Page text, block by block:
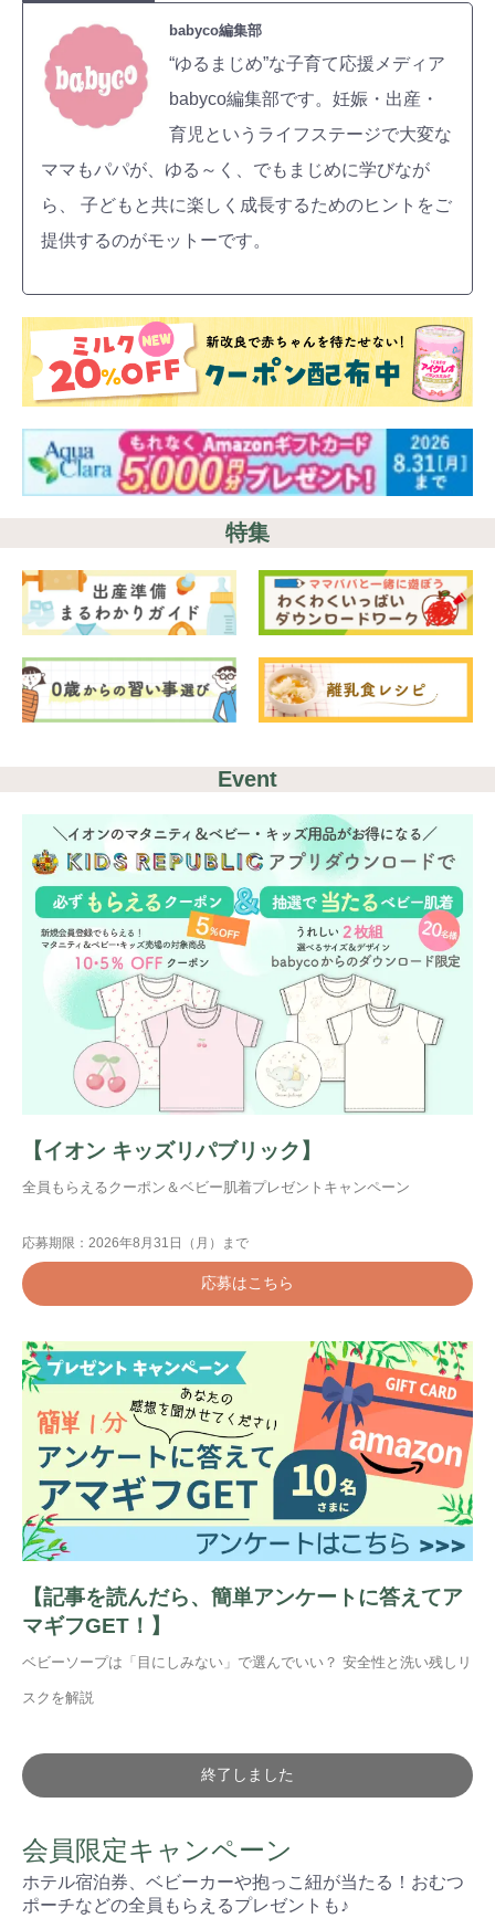
babyco編集部
“ゆるまじめ”な子育て応援メディア
babyco編集部です。妊娠・出産・
育児というライフステージで大変な
ママもパパが、ゆる～く、でもまじめに学びなが
ら、 子どもと共に楽しく成長するためのヒントをご
提供するのがモットーです。
特集
Event
【イオン キッズリパブリック】
全員もらえるクーポン＆ベビー肌着プレゼントキャンペーン
応募期限：2026年8月31日（月）まで
応募はこちら
【記事を読んだら、簡単アンケートに答えてア
マギフGET！】
ベビーソープは「目にしみない」で選んでいい？ 安全性と洗い残しリ
スクを解説
終了しました
会員限定キャンペーン
ホテル宿泊券、ベビーカーや抱っこ紐が当たる！おむつ
ポーチなどの全員もらえるプレゼントも♪
検索
#プレゼント #教育 #0歳 #母乳
#出産準備 #習いごと #発達
#離乳食
キャンペーン